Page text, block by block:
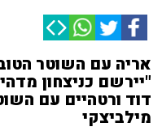
אריה עם השוטר
"יירשם כניצחון
דוד ורטהיים עם
מילביצקי